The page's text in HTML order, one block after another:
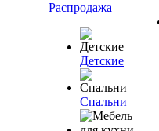
Распродажа
Детские
Спальни